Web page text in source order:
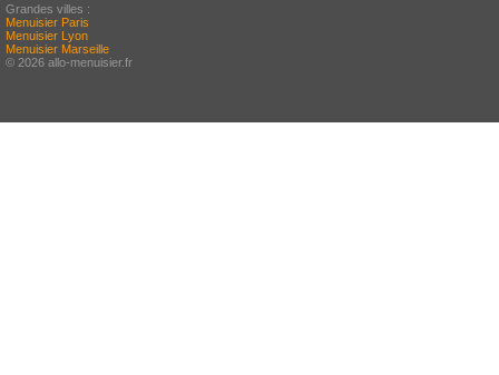
Grandes villes :
Menuisier Paris
Menuisier Lyon
Menuisier Marseille
© 2026 allo-menuisier.fr